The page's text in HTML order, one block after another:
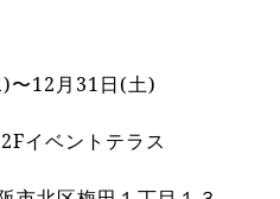
〜12月31日(土)
イベントテラス